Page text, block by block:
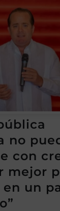
no
con
mejor
un